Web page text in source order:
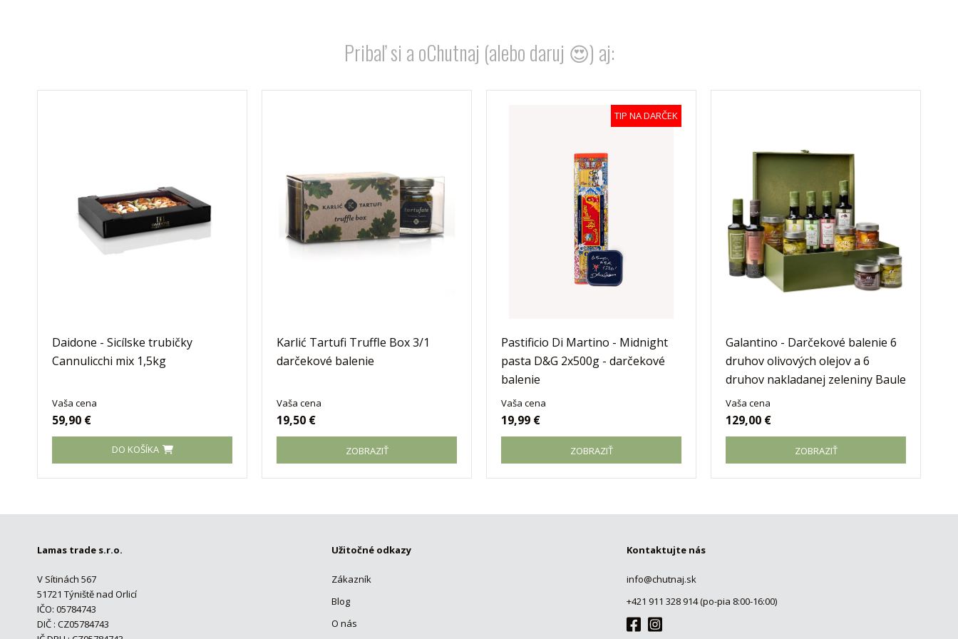
Pribaľ si a oChutnaj (alebo daruj 😍) aj:
Daidone - Sicílske trubičky
Cannulicchi mix 1,5kg
Vaša cena
59,90 €
DO KOŠÍKA
Karlić Tartufi Truffle Box 3/1
darčekové balenie
Vaša cena
19,50 €
ZOBRAZIŤ
TIP NA DARČEK
Pastificio Di Martino - Midnight
pasta D&G 2x500g - darčekové
balenie
Vaša cena
19,99 €
ZOBRAZIŤ
Galantino - Darčekové balenie 6
druhov olivových olejov a 6
druhov nakladanej zeleniny Baule
Vaša cena
129,00 €
ZOBRAZIŤ
Lamas trade s.r.o.
V Sítinách 567
51721 Týniště nad Orlicí
IČO: 05784743
DIČ : CZ05784743
Užitočné odkazy
Zákazník
Blog
O nás
Kontaktujte nás
info@chutnaj.sk
+421 911 328 914 (po-pia 8:00-16:00)